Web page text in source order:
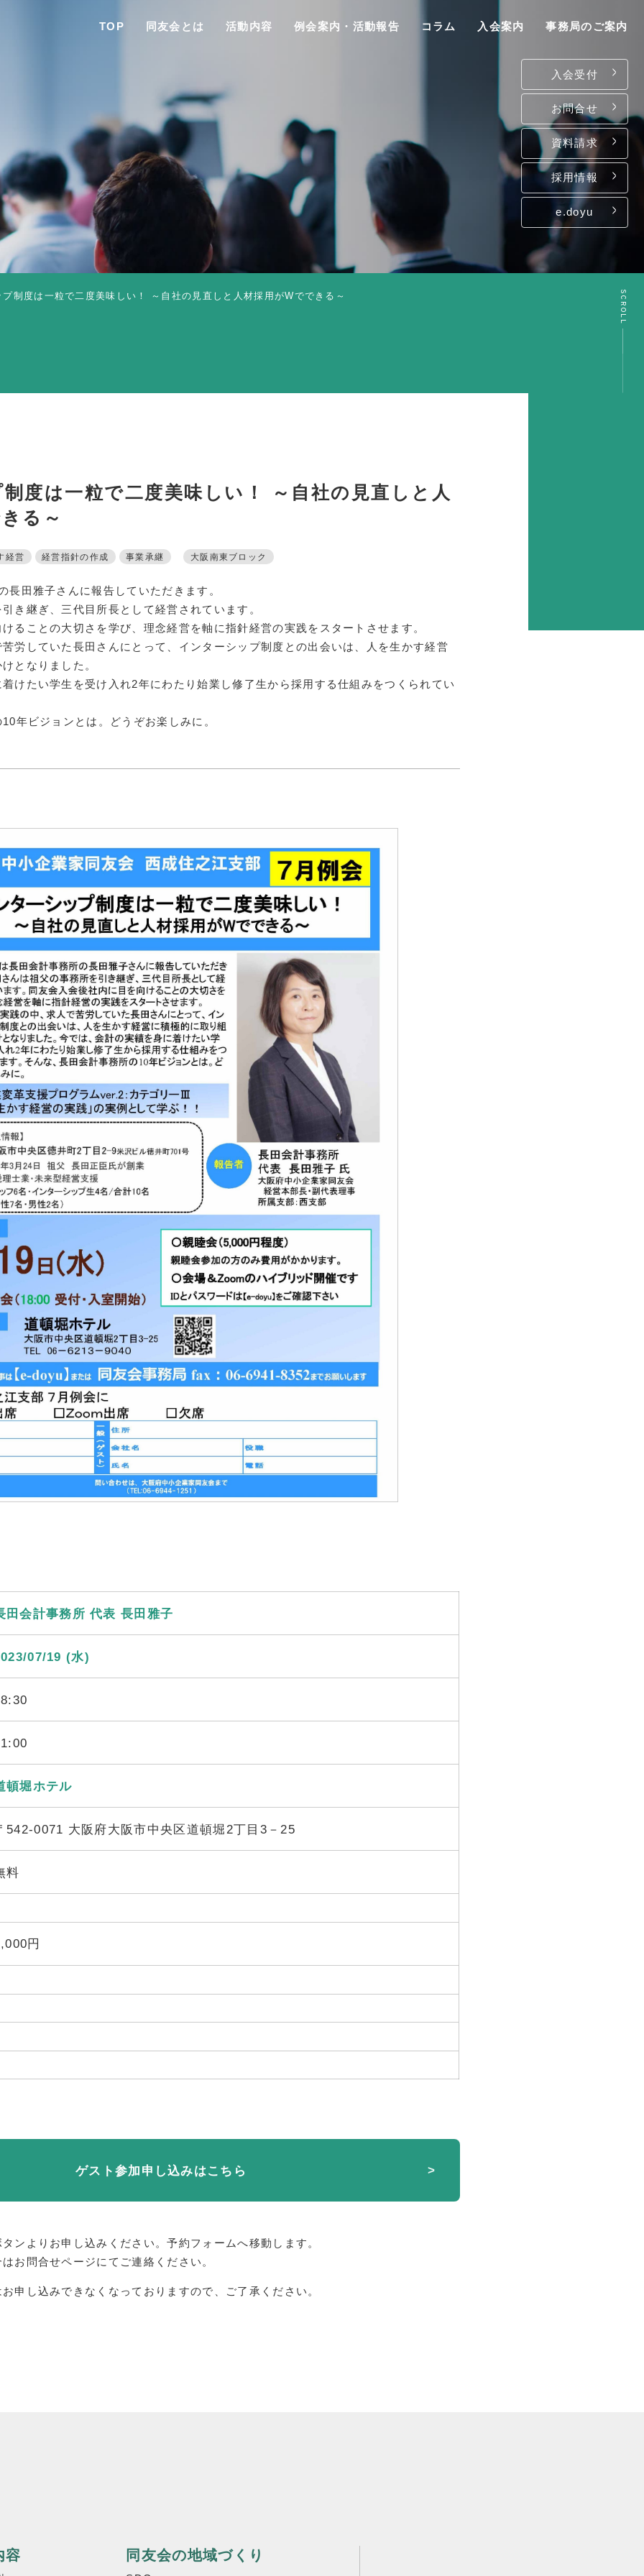
TOP 同友会とは 活動内容 例会案内・活動報告 コラム 入会案内 事務局のご案内
入会受付
お問合せ
資料請求
採用情報
e.doyu
TOP
同友会とは
同好会活動
産官学連携
地域経済
入会案内
よくある質問
事務局
事務局のご案内
コンテンツ
コラム
ニュース
書籍紹介
06-6944-1251
06-6941-8352
大阪市中央区農人橋2丁目-1-30 谷町八木ビル4F
SCROLL
制度は一粒で二度美味しい！ ～自社の見直しと人材採用がWでできる～
度は一粒で二度美味しい！ ～自社の見直しと人
る～
経営 経営指針の作成 事業承継 大阪南東ブロック
長田雅子さんに報告していただきます。
き継ぎ、三代目所長として経営されています。
ることの大切さを学び、理念経営を軸に指針経営の実践をスタートさせます。
労していた長田さんにとって、インターシップ制度との出会いは、人を生かす経営
となりました。
けたい学生を受け入れ2年にわたり始業し修了生から採用する仕組みをつくられてい
年ビジョンとは。どうぞお楽しみに。
田会計事務所 代表 長田雅子
07/19 (水)
頓堀ホテル
542-0071 大阪府大阪市中央区道頓堀2丁目3－25
料
円
ゲスト参加申し込みはこちら
ンよりお申し込みください。予約フォームへ移動します。
お問合せページにてご連絡ください。
申し込みできなくなっておりますので、ご了承ください。
容 同友会の地域づくり